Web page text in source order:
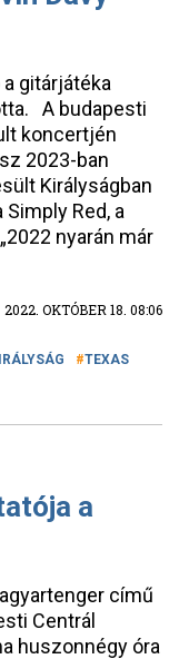
gitárjátéka
A budapesti
koncertjén
2023-ban
Királyságban
Red, a
nyarán már
2022. OKTÓBER 18. 08:06
TEXAS
a
című
Centrál
huszonnégy óra